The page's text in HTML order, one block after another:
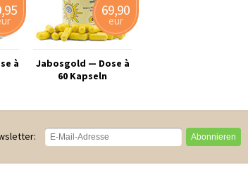
à
69,90
eur
Jabosgold — Dose à
60 Kapseln
Abonnieren